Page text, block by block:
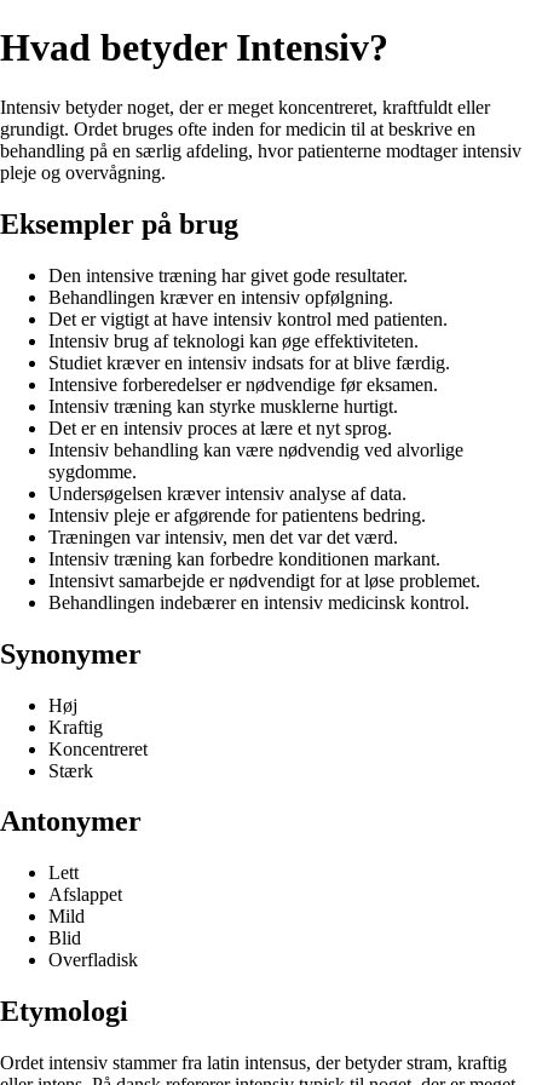
Hvad betyder Intensiv?
Intensiv betyder noget, der er meget koncentreret, kraftfuldt eller
grundigt. Ordet bruges ofte inden for medicin til at beskrive en
behandling på en særlig afdeling, hvor patienterne modtager intensiv
pleje og overvågning.
Eksempler på brug
Den intensive træning har givet gode resultater.
Behandlingen kræver en intensiv opfølgning.
Det er vigtigt at have intensiv kontrol med patienten.
Intensiv brug af teknologi kan øge effektiviteten.
Studiet kræver en intensiv indsats for at blive færdig.
Intensive forberedelser er nødvendige før eksamen.
Intensiv træning kan styrke musklerne hurtigt.
Det er en intensiv proces at lære et nyt sprog.
Intensiv behandling kan være nødvendig ved alvorlige
sygdomme.
Undersøgelsen kræver intensiv analyse af data.
Intensiv pleje er afgørende for patientens bedring.
Træningen var intensiv, men det var det værd.
Intensiv træning kan forbedre konditionen markant.
Intensivt samarbejde er nødvendigt for at løse problemet.
Behandlingen indebærer en intensiv medicinsk kontrol.
Synonymer
Høj
Kraftig
Koncentreret
Stærk
Antonymer
Lett
Afslappet
Mild
Blid
Overfladisk
Etymologi
Ordet intensiv stammer fra latin intensus, der betyder stram, kraftig